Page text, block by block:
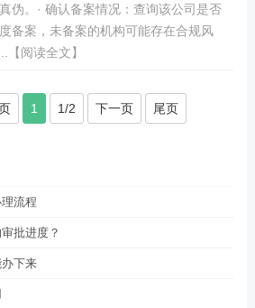
伪。· 确认备案情况：查询该公司是否
备案，未备案的机构可能存在合规风
【阅读全文】
1 1/2 下一页 尾页
流程
批进度？
下来